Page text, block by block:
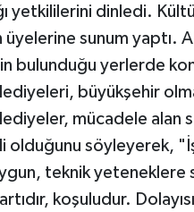
yetkililerini dinledi.
sunum yaptı.
bulunduğu yerlerde
büyükşehir
mücadele alan
söyleyerek,
teknik yeteneklere
koşuludur.